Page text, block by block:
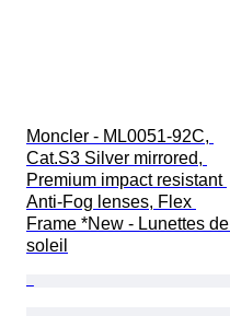
Moncler - ML0051-92C,
Cat.S3 Silver mirrored,
Premium impact resistant
Anti-Fog lenses, Flex
Frame *New - Lunettes de
soleil